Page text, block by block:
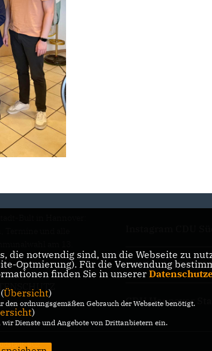
und alle
Facebook CDU
CDU Hannover
Bult
die notwendig sind, um die Webseite zu
Optmierung). Für die Verwendung
finden Sie in unserer
Übersicht)
ordnungsgemäßen Gebrauch der Webseite benötigt.
)
Dienste und Angebote von Drittanbietern ein.